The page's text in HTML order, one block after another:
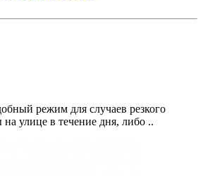
режим для случаев резкого
на улице в течение дня, либо ..